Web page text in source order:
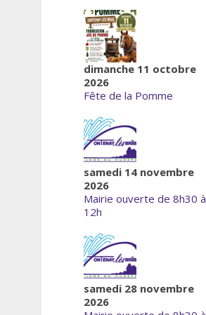
dimanche 11 octobre
2026
Fête de la Pomme
samedi 14 novembre
2026
Mairie ouverte de 8h30 à
12h
samedi 28 novembre
2026